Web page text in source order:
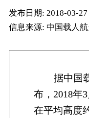
发布日期: 2018-03-27
信息来源: 中国载人
据中国
布，2018年
在平均高度